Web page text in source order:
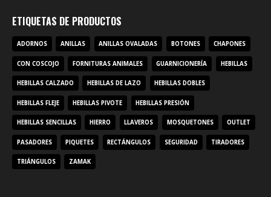
ETIQUETAS DE PRODUCTOS
ADORNOS ANILLAS ANILLAS OVALADAS BOTONES CHAPONES
CON COSCOJO FORNITURAS ANIMALES GUARNICIONERÍA HEBILLAS
HEBILLAS CALZADO HEBILLAS DE LAZO HEBILLAS DOBLES
HEBILLAS FLEJE HEBILLAS PIVOTE HEBILLAS PRESIÓN
HEBILLAS SENCILLAS HIERRO LLAVEROS MOSQUETONES OUTLET
PASADORES PIQUETES RECTÁNGULOS SEGURIDAD TIRADORES
TRIÁNGULOS ZAMAK